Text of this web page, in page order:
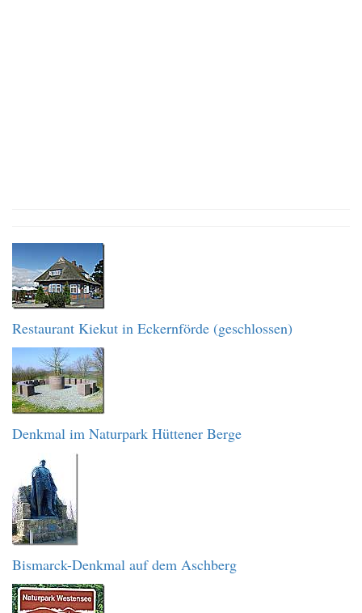
Restaurant Kiekut in Eckernförde (geschlossen)
Denkmal im Naturpark Hüttener Berge
Bismarck-Denkmal auf dem Aschberg